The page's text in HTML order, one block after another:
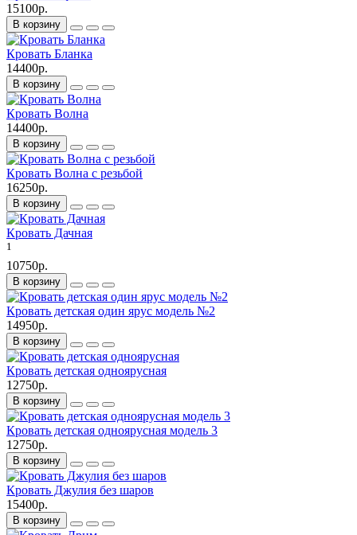
15100р.
В корзину
Кровать Бланка
14400р.
В корзину
Кровать Волна
14400р.
В корзину
Кровать Волна с резьбой
16250р.
В корзину
Кровать Дачная
1
10750р.
В корзину
Кровать детская один ярус модель №2
14950р.
В корзину
Кровать детская одноярусная
12750р.
В корзину
Кровать детская одноярусная модель 3
12750р.
В корзину
Кровать Джулия без шаров
15400р.
В корзину